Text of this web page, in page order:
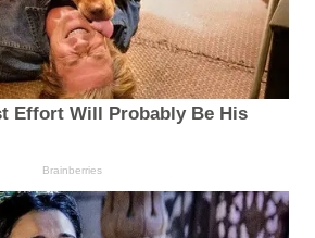
Effort Will Probably Be His
Brainberries